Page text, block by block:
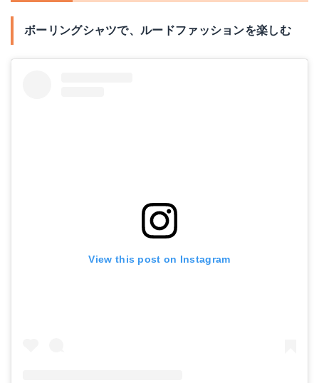
ボーリングシャツで、ルードファッションを楽しむ
View this post on Instagram